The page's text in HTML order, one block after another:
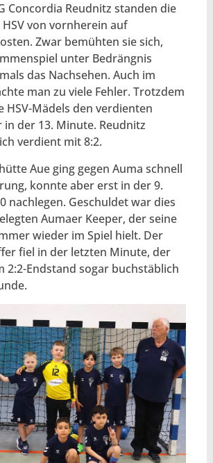
Concordia Reudnitz standen die
von vornherein auf
Zwar bemühten sie sich,
unter Bedrängnis
das Nachsehen. Auch im
man zu viele Fehler. Trotzdem
HSV-Mädels den verdienten
der 13. Minute. Reudnitz
verdient mit 8:2.
Aue ging gegen Auma schnell
konnte aber erst in der 9.
nachlegen. Geschuldet war dies
Aumaer Keeper, der seine
wieder im Spiel hielt. Der
fiel in der letzten Minute, der
2:2-Endstand sogar buchstäblich